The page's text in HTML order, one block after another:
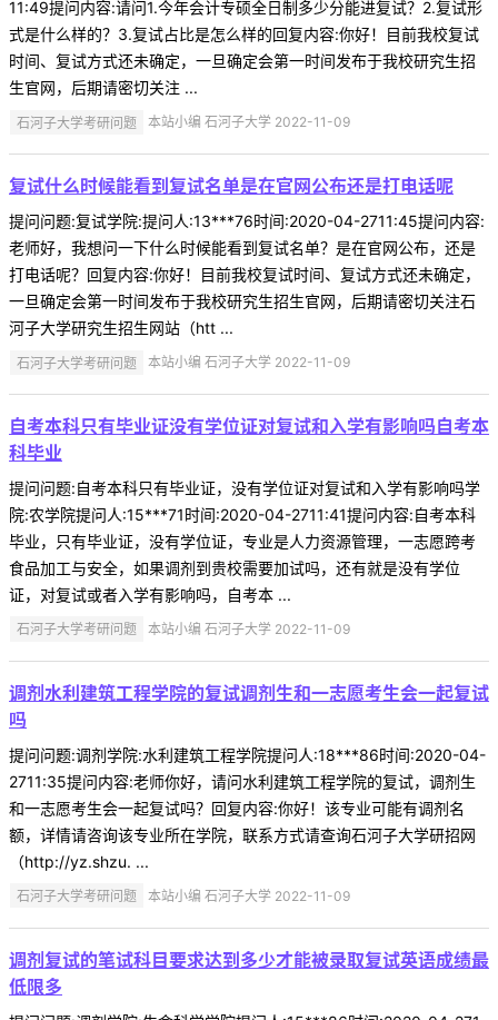
11:49提问内容:请问1.今年会计专硕全日制多少分能进复试？2.复试形
式是什么样的？3.复试占比是怎么样的回复内容:你好！目前我校复试
时间、复试方式还未确定，一旦确定会第一时间发布于我校研究生招
生官网，后期请密切关注 ...
石河子大学考研问题 本站小编 石河子大学 2022-11-09
复试什么时候能看到复试名单是在官网公布还是打电话呢
提问问题:复试学院:提问人:13***76时间:2020-04-2711:45提问内容:
老师好，我想问一下什么时候能看到复试名单？是在官网公布，还是
打电话呢？回复内容:你好！目前我校复试时间、复试方式还未确定，
一旦确定会第一时间发布于我校研究生招生官网，后期请密切关注石
河子大学研究生招生网站（htt ...
石河子大学考研问题 本站小编 石河子大学 2022-11-09
自考本科只有毕业证没有学位证对复试和入学有影响吗自考本
科毕业
提问问题:自考本科只有毕业证，没有学位证对复试和入学有影响吗学
院:农学院提问人:15***71时间:2020-04-2711:41提问内容:自考本科
毕业，只有毕业证，没有学位证，专业是人力资源管理，一志愿跨考
食品加工与安全，如果调剂到贵校需要加试吗，还有就是没有学位
证，对复试或者入学有影响吗，自考本 ...
石河子大学考研问题 本站小编 石河子大学 2022-11-09
调剂水利建筑工程学院的复试调剂生和一志愿考生会一起复试
吗
提问问题:调剂学院:水利建筑工程学院提问人:18***86时间:2020-04-
2711:35提问内容:老师你好，请问水利建筑工程学院的复试，调剂生
和一志愿考生会一起复试吗？回复内容:你好！该专业可能有调剂名
额，详情请咨询该专业所在学院，联系方式请查询石河子大学研招网
（http://yz.shzu. ...
石河子大学考研问题 本站小编 石河子大学 2022-11-09
调剂复试的笔试科目要求达到多少才能被录取复试英语成绩最
低限多